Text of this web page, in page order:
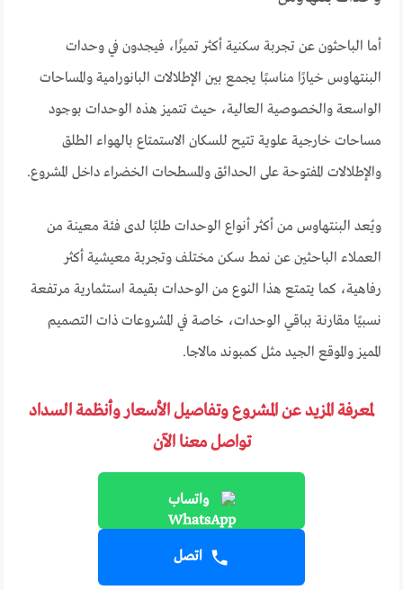
أما الباحثون عن تجربة سكنية أكثر تميزًا، فيجدون في وحدات
البنتهاوس خيارًا مناسبًا يجمع بين الإطلالات البانورامية والمساحات
الواسعة والخصوصية العالية، حيث تتميز هذه الوحدات بوجود
مساحات خارجية علوية تتيح للسكان الاستمتاع بالهواء الطلق
والإطلالات المفتوحة على الحدائق والمسطحات الخضراء داخل المشروع.
ويُعد البنتهاوس من أكثر أنواع الوحدات طلبًا لدى فئة معينة من
العملاء الباحثين عن نمط سكن مختلف وتجربة معيشية أكثر
رفاهية، كما يتمتع هذا النوع من الوحدات بقيمة استثمارية مرتفعة
نسبيًا مقارنة بباقي الوحدات، خاصة في المشروعات ذات التصميم
المميز والموقع الجيد مثل كمبوند مالاجا.
لمعرفة المزيد عن المشروع وتفاصيل الأسعار وأنظمة السداد
تواصل معنا الآن
واتساب
اتصل